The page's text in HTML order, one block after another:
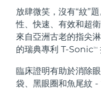
放肆微笑，沒有“紋”
性、快速、有效和超
來自亞洲古老的指尖
的瑞典專利 T-SonicTM
臨床證明有助於消除
袋、黑眼圈和魚尾紋 -
面部清潔
LUNA™
Anti-
BEAR™
補水保濕
比利時
百慕達
波士尼亞與赫塞哥維納